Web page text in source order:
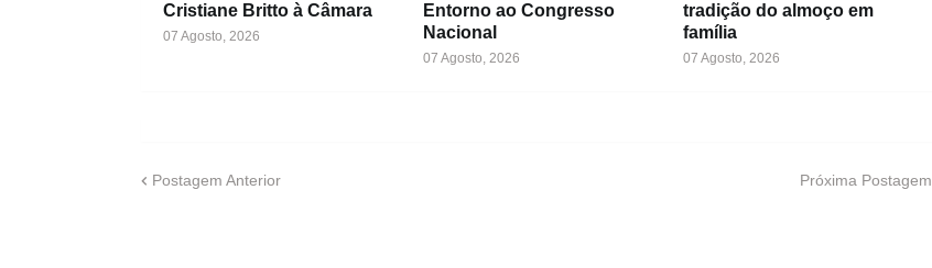
Cristiane Britto à Câmara
07 Agosto, 2026
Entorno ao Congresso
Nacional
07 Agosto, 2026
tradição do almoço em
família
07 Agosto, 2026
Postagem Anterior Próxima Postagem